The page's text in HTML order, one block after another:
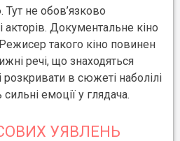
Тут не обов’язково
акторів. Документальне кіно
такого кіно повинен
речі, що знаходяться
розкривати в сюжеті наболілі
емоції у глядача.
УЯВЛЕНЬ